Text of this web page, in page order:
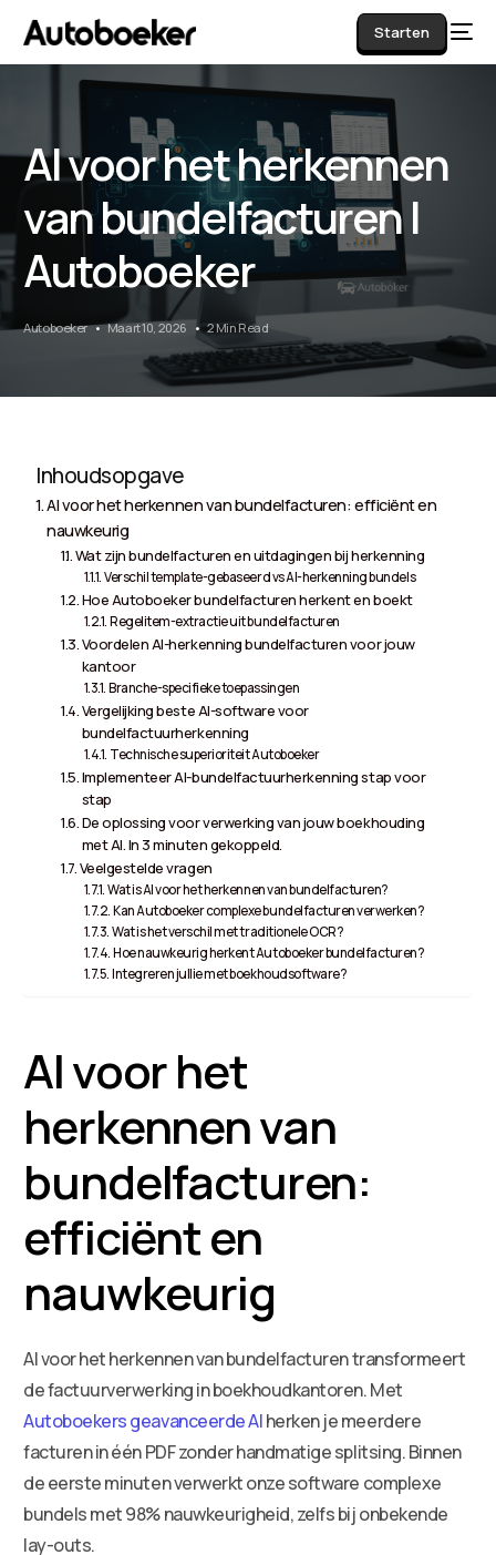
Starten
AI voor het herkennen
van bundelfacturen |
Autoboeker
Autoboeker Maart 10, 2026 2 Min Read
Inhoudsopgave
AI voor het herkennen van bundelfacturen: efficiënt en
nauwkeurig
Wat zijn bundelfacturen en uitdagingen bij herkenning
Verschil template-gebaseerd vs AI-herkenning bundels
Hoe Autoboeker bundelfacturen herkent en boekt
Regelitem-extractie uit bundelfacturen
Voordelen AI-herkenning bundelfacturen voor jouw
kantoor
Branche-specifieke toepassingen
Vergelijking beste AI-software voor
bundelfactuurherkenning
Technische superioriteit Autoboeker
Implementeer AI-bundelfactuurherkenning stap voor
stap
De oplossing voor verwerking van jouw boekhouding
met AI. In 3 minuten gekoppeld.
Veelgestelde vragen
Wat is AI voor het herkennen van bundelfacturen?
Kan Autoboeker complexe bundelfacturen verwerken?
Wat is het verschil met traditionele OCR?
Hoe nauwkeurig herkent Autoboeker bundelfacturen?
Integreren jullie met boekhoudsoftware?
AI voor het
herkennen van
bundelfacturen:
efficiënt en
nauwkeurig
AI voor het herkennen van bundelfacturen transformeert
de factuurverwerking in boekhoudkantoren. Met
Autoboekers geavanceerde AIherken je meerdere
facturen in één PDF zonder handmatige splitsing. Binnen
de eerste minuten verwerkt onze software complexe
bundels met 98% nauwkeurigheid, zelfs bij onbekende
lay-outs.